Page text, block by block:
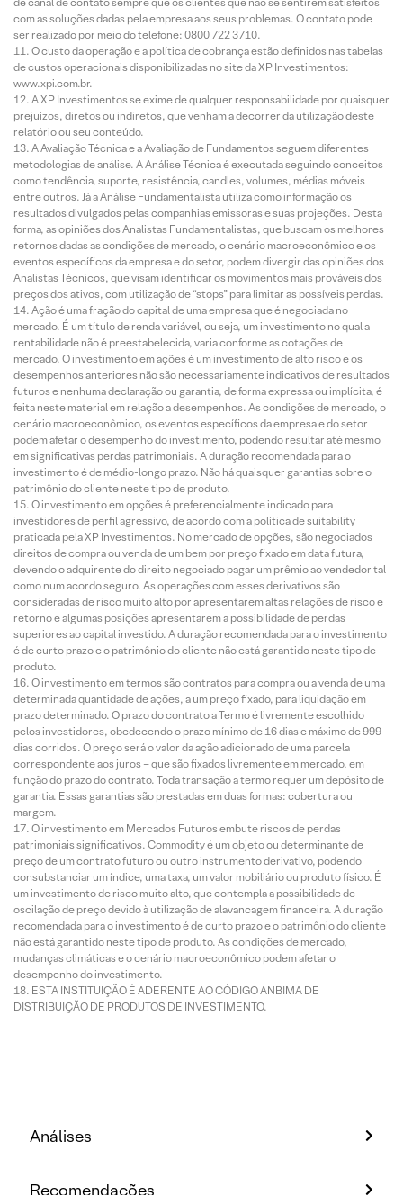
com as soluções dadas pela empresa aos seus problemas. O contato pode
ser realizado por meio do telefone: 0800 722 3710.
O custo da operação e a política de cobrança estão definidos nas tabelas
de custos operacionais disponibilizadas no site da XP Investimentos:
www.xpi.com.br.
A XP Investimentos se exime de qualquer responsabilidade por quaisquer
prejuízos, diretos ou indiretos, que venham a decorrer da utilização deste
relatório ou seu conteúdo.
A Avaliação Técnica e a Avaliação de Fundamentos seguem diferentes
metodologias de análise. A Análise Técnica é executada seguindo conceitos
como tendência, suporte, resistência, candles, volumes, médias móveis
entre outros. Já a Análise Fundamentalista utiliza como informação os
resultados divulgados pelas companhias emissoras e suas projeções. Desta
forma, as opiniões dos Analistas Fundamentalistas, que buscam os melhores
retornos dadas as condições de mercado, o cenário macroeconômico e os
eventos específicos da empresa e do setor, podem divergir das opiniões dos
Analistas Técnicos, que visam identificar os movimentos mais prováveis dos
preços dos ativos, com utilização de “stops” para limitar as possíveis perdas.
Ação é uma fração do capital de uma empresa que é negociada no
mercado. É um título de renda variável, ou seja, um investimento no qual a
rentabilidade não é preestabelecida, varia conforme as cotações de
mercado. O investimento em ações é um investimento de alto risco e os
desempenhos anteriores não são necessariamente indicativos de resultados
futuros e nenhuma declaração ou garantia, de forma expressa ou implícita, é
feita neste material em relação a desempenhos. As condições de mercado, o
cenário macroeconômico, os eventos específicos da empresa e do setor
podem afetar o desempenho do investimento, podendo resultar até mesmo
em significativas perdas patrimoniais. A duração recomendada para o
investimento é de médio-longo prazo. Não há quaisquer garantias sobre o
patrimônio do cliente neste tipo de produto.
O investimento em opções é preferencialmente indicado para
investidores de perfil agressivo, de acordo com a política de suitability
praticada pela XP Investimentos. No mercado de opções, são negociados
direitos de compra ou venda de um bem por preço fixado em data futura,
devendo o adquirente do direito negociado pagar um prêmio ao vendedor tal
como num acordo seguro. As operações com esses derivativos são
consideradas de risco muito alto por apresentarem altas relações de risco e
retorno e algumas posições apresentarem a possibilidade de perdas
superiores ao capital investido. A duração recomendada para o investimento
é de curto prazo e o patrimônio do cliente não está garantido neste tipo de
produto.
O investimento em termos são contratos para compra ou a venda de uma
determinada quantidade de ações, a um preço fixado, para liquidação em
prazo determinado. O prazo do contrato a Termo é livremente escolhido
pelos investidores, obedecendo o prazo mínimo de 16 dias e máximo de 999
dias corridos. O preço será o valor da ação adicionado de uma parcela
correspondente aos juros – que são fixados livremente em mercado, em
função do prazo do contrato. Toda transação a termo requer um depósito de
garantia. Essas garantias são prestadas em duas formas: cobertura ou
margem.
O investimento em Mercados Futuros embute riscos de perdas
patrimoniais significativos. Commodity é um objeto ou determinante de
preço de um contrato futuro ou outro instrumento derivativo, podendo
consubstanciar um índice, uma taxa, um valor mobiliário ou produto físico. É
um investimento de risco muito alto, que contempla a possibilidade de
oscilação de preço devido à utilização de alavancagem financeira. A duração
recomendada para o investimento é de curto prazo e o patrimônio do cliente
não está garantido neste tipo de produto. As condições de mercado,
mudanças climáticas e o cenário macroeconômico podem afetar o
desempenho do investimento.
ESTA INSTITUIÇÃO É ADERENTE AO CÓDIGO ANBIMA DE
DISTRIBUIÇÃO DE PRODUTOS DE INVESTIMENTO.
Análises
Recomendações